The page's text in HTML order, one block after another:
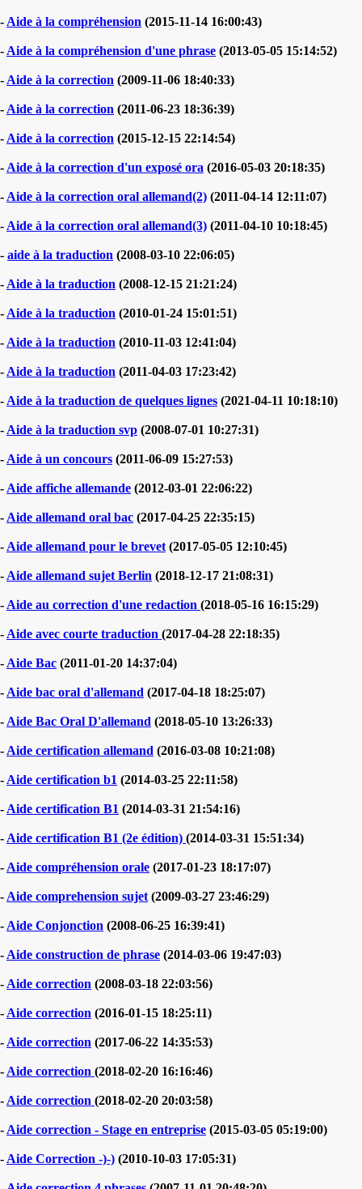
- Aide à la compréhension (2015-11-14 16:00:43)
- Aide à la compréhension d'une phrase (2013-05-05 15:14:52)
- Aide à la correction (2009-11-06 18:40:33)
- Aide à la correction (2011-06-23 18:36:39)
- Aide à la correction (2015-12-15 22:14:54)
- Aide à la correction d'un exposé ora (2016-05-03 20:18:35)
- Aide à la correction oral allemand(2) (2011-04-14 12:11:07)
- Aide à la correction oral allemand(3) (2011-04-10 10:18:45)
- aide à la traduction (2008-03-10 22:06:05)
- Aide à la traduction (2008-12-15 21:21:24)
- Aide à la traduction (2010-01-24 15:01:51)
- Aide à la traduction (2010-11-03 12:41:04)
- Aide à la traduction (2011-04-03 17:23:42)
- Aide à la traduction de quelques lignes (2021-04-11 10:18:10)
- Aide à la traduction svp (2008-07-01 10:27:31)
- Aide à un concours (2011-06-09 15:27:53)
- Aide affiche allemande (2012-03-01 22:06:22)
- Aide allemand oral bac (2017-04-25 22:35:15)
- Aide allemand pour le brevet (2017-05-05 12:10:45)
- Aide allemand sujet Berlin (2018-12-17 21:08:31)
- Aide au correction d'une redaction (2018-05-16 16:15:29)
- Aide avec courte traduction (2017-04-28 22:18:35)
- Aide Bac (2011-01-20 14:37:04)
- Aide bac oral d'allemand (2017-04-18 18:25:07)
- Aide Bac Oral D'allemand (2018-05-10 13:26:33)
- Aide certification allemand (2016-03-08 10:21:08)
- Aide certification b1 (2014-03-25 22:11:58)
- Aide certification B1 (2014-03-31 21:54:16)
- Aide certification B1 (2e édition) (2014-03-31 15:51:34)
- Aide compréhension orale (2017-01-23 18:17:07)
- Aide comprehension sujet (2009-03-27 23:46:29)
- Aide Conjonction (2008-06-25 16:39:41)
- Aide construction de phrase (2014-03-06 19:47:03)
- Aide correction (2008-03-18 22:03:56)
- Aide correction (2016-01-15 18:25:11)
- Aide correction (2017-06-22 14:35:53)
- Aide correction (2018-02-20 16:16:46)
- Aide correction (2018-02-20 20:03:58)
- Aide correction - Stage en entreprise (2015-03-05 05:19:00)
- Aide Correction -)-) (2010-10-03 17:05:31)